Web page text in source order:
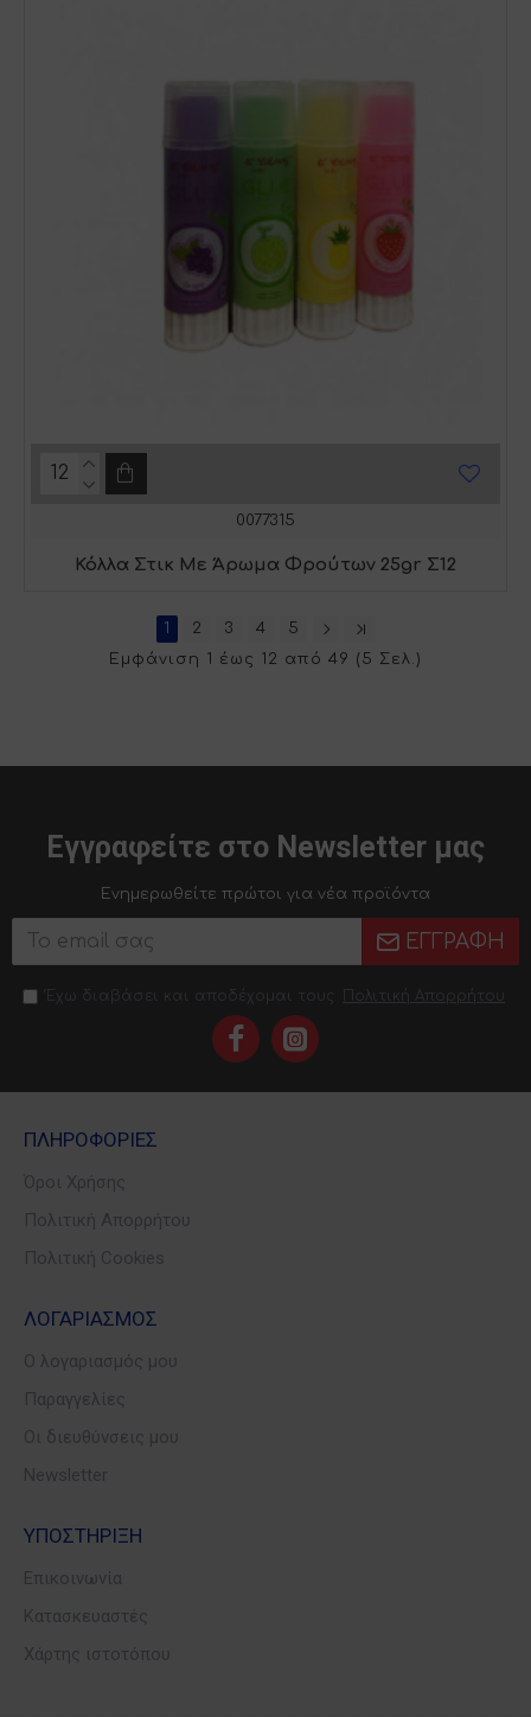
0077315
Κόλλα Στικ Με Άρωμα Φρούτων 25gr Σ12
1 2 3 4
5
Εμφάνιση 1 έως 12 από 49 (5 Σελ.)
Εγγραφείτε στο Newsletter μας
Ενημερωθείτε πρώτοι για νέα προϊόντα
ΕΓΓΡΑΦΉ
Έχω διαβάσει και αποδέχομαι τους Πολιτική Απορρήτου
ΠΛΗΡΟΦΟΡΊΕΣ
Όροι Χρήσης
Πολιτική Απορρήτου
Πολιτική Cookies
ΛΟΓΑΡΙΑΣΜΟΣ
Ο λογαριασμός μου
Παραγγελίες
Οι διευθύνσεις μου
Newsletter
ΥΠΟΣΤΗΡΙΞΗ
Επικοινωνία
Κατασκευαστές
Χάρτης ιστοτόπου